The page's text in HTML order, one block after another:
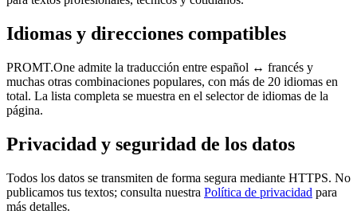
Idiomas y direcciones compatibles
PROMT.One admite la traducción entre español ↔ francés y
muchas otras combinaciones populares, con más de 20 idiomas en
total. La lista completa se muestra en el selector de idiomas de la
página.
Privacidad y seguridad de los datos
Todos los datos se transmiten de forma segura mediante HTTPS. No
publicamos tus textos; consulta nuestra Política de privacidad para
más detalles.